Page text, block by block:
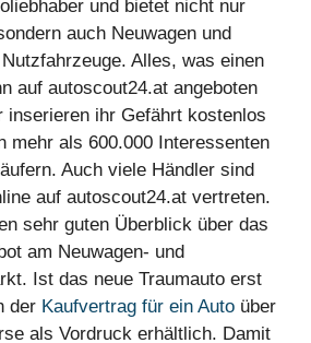
und bietet nicht nur
auch Neuwagen und
Alles, was einen
auf autoscout24.at angeboten
inserieren ihr Gefährt kostenlos
mehr als 600.000 Interessenten
Auch viele Händler sind
auf autoscout24.at vertreten.
sehr guten Überblick über das
am Neuwagen- und
Ist das neue Traumauto erst
der Kaufvertrag für ein Auto über
als Vordruck erhältlich. Damit